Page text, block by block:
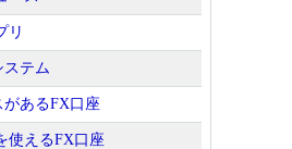
リ
ステム
あるFX口座
使えるFX口座